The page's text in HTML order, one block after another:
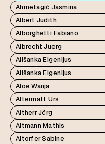
Ahmetagić Jasmina
Albert Judith
Alborghetti Fabiano
Albrecht Juerg
Ališanka Eigenijus
Ališanka Eigenijus
Aloe Wanja
Altermatt Urs
Altherr Jörg
Altmann Mathis
Altorfer Sabine